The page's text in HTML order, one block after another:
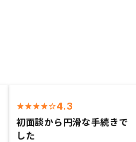
4.3
初面談から円滑な手続きで
した